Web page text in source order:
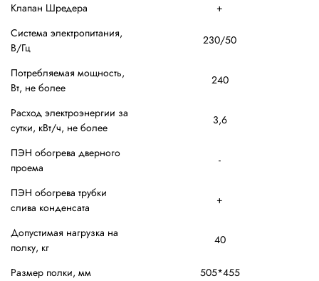
Клапан Шредера
+
Система электропитания,
В/Гц
230/50
Потребляемая мощность,
Вт, не более
240
Расход электроэнергии за
сутки, кВт/ч, не более
3,6
ПЭН обогрева дверного
проема
-
ПЭН обогрева трубки
слива конденсата
+
Допустимая нагрузка на
полку, кг
40
Размер полки, мм
505*455